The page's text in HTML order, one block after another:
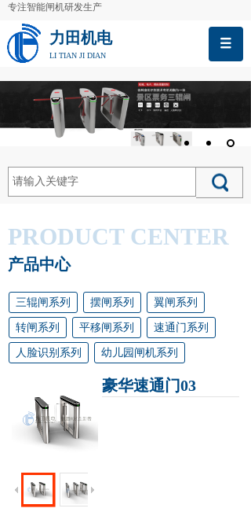
专注智能闸机研发生产
力田机电
LI TIAN JI DIAN
PRODUCT CENTER
产品中心
豪华速通门03
三辊闸系列 摆闸系列
翼闸系列
转闸系列
平移闸系列
速通门系列
人脸识别系列
幼儿园闸机系列